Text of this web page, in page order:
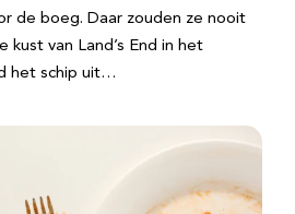
de boeg. Daar zouden ze nooit
kust van Land’s End in het
het schip uit…